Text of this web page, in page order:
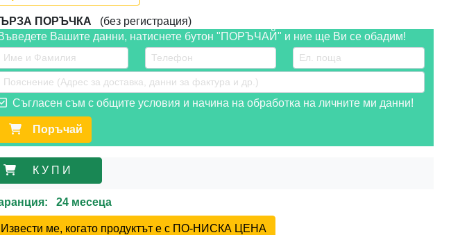
>>ПОРЪЧКА (без регистрация)
Вашите данни, натиснете бутон "ПОРЪЧАЙ" и ние ще Ви се обадим!
Съгласен съм с общите условия и начина на обработка на личните ми данни!
Поръчай
К У П И
24 месеца
Извести ме, когато продуктът е с ПО-НИСКА ЦЕНА